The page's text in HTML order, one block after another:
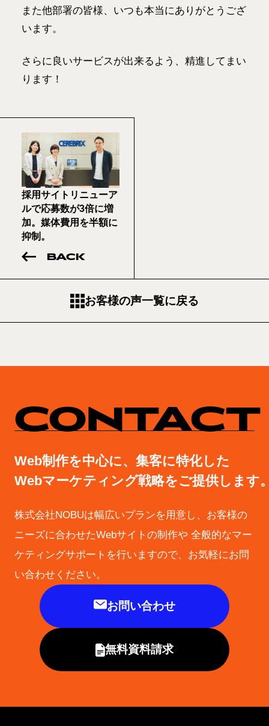
また他部署の皆様、いつも本当にありがとうござ
います。
さらに良いサービスが出来るよう、精進してまい
ります！
採用サイトリニューア
ルで応募数が3倍に増
加。媒体費用を半額に
抑制。
BACK
お客様の声一覧に戻る
CONTACT
Web制作を中心に、集客に特化した
Webマーケティング戦略をご提供します
株式会社NOBUは幅広いプランを用意し、お客様の
ニーズに合わせたWebサイトの制作や 全般的なマー
ケティングサポートを行いますので、お気軽にお問
い合わせください。
お問い合わせ
無料資料請求